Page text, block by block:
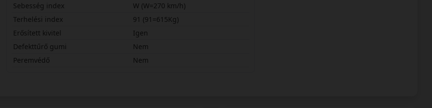
Sebesség index
W (W=270 km/h)
Terhelési index
91 (91=615Kg)
Erősített kivitel
Igen
Defekttűrő gumi
Nem
Peremvédő
Nem